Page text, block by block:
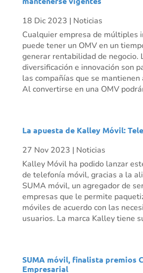
18 Dic 2023 | Noticias
Cualquier empresa de múltiples
puede tener un OMV en un
generar rentabilidad de negocio.
diversificación e innovación son
las compañías que se mantienen
Al convertirse en una OMV
La apuesta de Kalley Móvil:
27 Nov 2023 | Noticias
Kalley Móvil ha podido lanzar
de telefonía móvil, gracias a la
SUMA móvil, un agregador de
empresas que le permite
móviles de acuerdo con las
usuarios. La marca Kalley tiene
SUMA móvil, finalista premios
Empresarial